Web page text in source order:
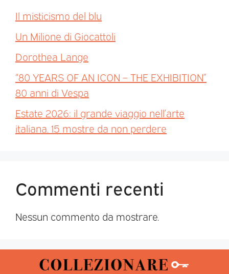
Il misticismo del blu
Un Milione di Giocattoli
Dorothea Lange
“80 YEARS OF AN ICON – THE EXHIBITION”
80 anni di Vespa
Estate 2026: il grande viaggio nell’arte
italiana. 15 mostre da non perdere
Commenti recenti
Nessun commento da mostrare.